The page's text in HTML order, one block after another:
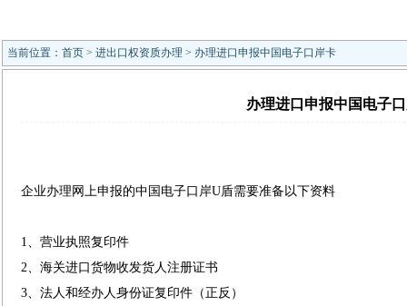
当前位置： 首页 > 进出口权资质办理 > 办理进口申报中国电子口岸卡
办理进口申报中国电子
企业办理网上申报的中国电子口岸U盾需要准备以下资料
1、营业执照复印件
2、海关进口货物收发货人注册证书
3、法人和经办人身份证复印件（正反）